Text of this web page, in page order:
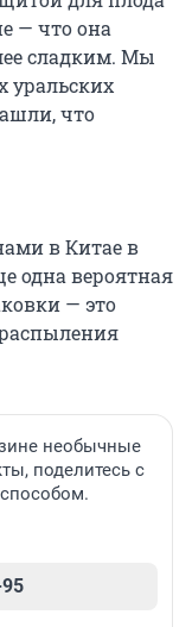
— что она
сладким. Мы
уральских
что
в Китае в
одна вероятная
— это
необычные
поделитесь с